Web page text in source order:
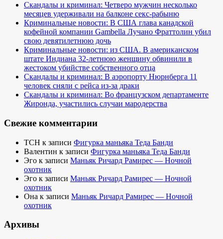
Скандалы и криминал: Четверо мужчин несколько
месяцев удерживали на балконе секс-рабыню
Криминальные новости: В США глава канадской
кофейной компании Gambella Лучано Фраттолин убил
свою девятилетнюю дочь
Криминальные новости: из США. В американском
штате Индиана 32-летнюю женщину обвинили в
жестоком убийстве собственного отца
Скандалы и криминал: В аэропорту Нюрнберга 11
человек сняли с рейса из-за драки
Скандалы и криминал: Во французском департаменте
Жиронда, участились случаи мародерства
Свежие комментарии
TCH к записи Фигурка маньяка Теда Банди
Валентин к записи Фигурка маньяка Теда Банди
Эго к записи Маньяк Ричард Рамирес — Ночной
охотник
Эго к записи Маньяк Ричард Рамирес — Ночной
охотник
Она к записи Маньяк Ричард Рамирес — Ночной
охотник
Архивы